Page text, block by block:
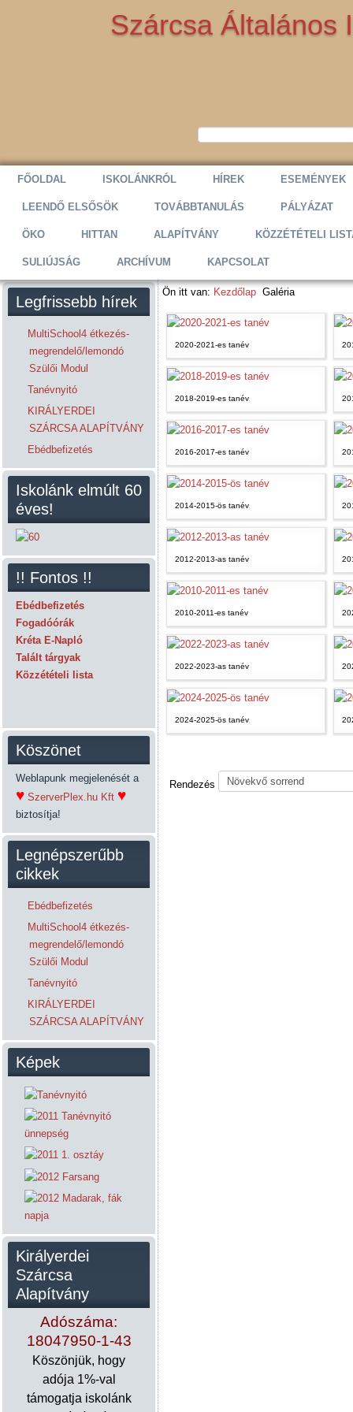
Szárcsa Általános
FŐOLDAL ISKOLÁNKRÓL HÍREK ESEMÉNYEK
LEENDŐ ELSŐSÖK TOVÁBBTANULÁS PÁLYÁZAT
ÖKO HITTAN ALAPÍTVÁNY KÖZZÉTÉTELI
SULIÚJSÁG ARCHÍVUM KAPCSOLAT
Legfrissebb hírek
MultiSchool4 étkezés-
megrendelő/lemondó
Szülői Modul
Tanévnyitó
KIRÁLYERDEI
SZÁRCSA ALAPÍTVÁNY
Ebédbefizetés
Iskolánk elmúlt 60
éves!
!! Fontos !!
Ebédbefizetés
Fogadóórák
Kréta E-Napló
Talált tárgyak
Közzétételi lista
Köszönet
Weblapunk megjelenését a
♥ SzerverPlex.hu Kft ♥
biztosítja!
Legnépszerűbb
cikkek
Ebédbefizetés
MultiSchool4 étkezés-
megrendelő/lemondó
Szülői Modul
Tanévnyitó
KIRÁLYERDEI
SZÁRCSA ALAPÍTVÁNY
Képek
Királyerdei
Szárcsa
Alapítvány
Adószáma:
18047950-1-43
Köszönjük, hogy
adója 1%-val
támogatja iskolánk
Ön itt van: Kezdőlap Galéria
2020-2021-es tanév
2018-2019-es tanév
2016-2017-es tanév
2014-2015-ös tanév
2012-2013-as tanév
2010-2011-es tanév
2022-2023-as tanév
2024-2025-ös tanév
Rendezés